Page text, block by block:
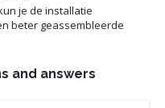
je de installatie
beter geassembleerde
and answers